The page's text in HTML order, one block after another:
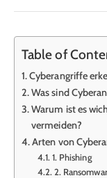
Table of
Cyberangriffe
Was sind
Warum ist es
vermeiden?
Arten von
1. Phishing
2.